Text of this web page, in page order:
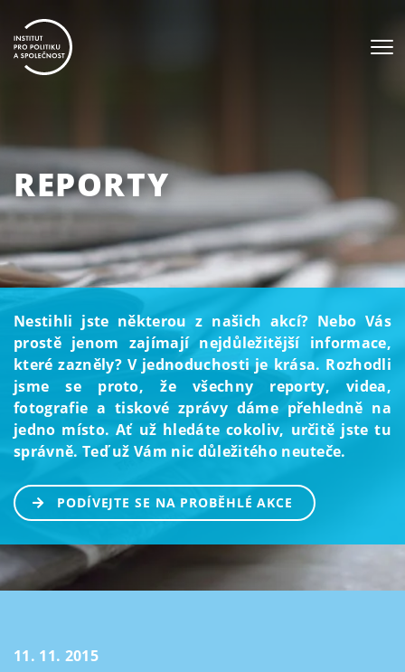
REPORTY
Nestihli jste některou z našich akcí? Nebo Vás
prostě jenom zajímají nejdůležitější informace,
které zazněly? V jednoduchosti je krása. Rozhodli
jsme se proto, že všechny reporty, videa,
fotografie a tiskové zprávy dáme přehledně na
jedno místo. Ať už hledáte cokoliv, určitě jste tu
správně. Teď už Vám nic důležitého neuteče.
PODÍVEJTE SE NA PROBĚHLÉ AKCE
11. 11. 2015